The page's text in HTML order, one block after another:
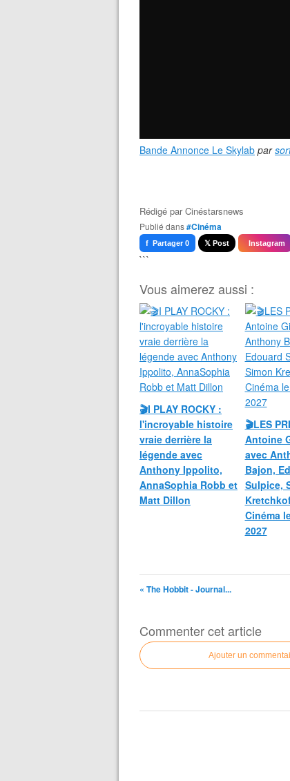
Bande Annonce Le Skylab par
Rédigé parCinéstarsnews
Publié dans#Cinéma
f Partager 0 𝕏 Post Instagram
```
Vous aimerez aussi :
🎬I PLAY ROCKY :
l'incroyable histoire
vraie derrière la
légende avec
Anthony Ippolito,
AnnaSophia Robb et
Matt Dillon
🎬LES
Antoine
avec
Bajon,
Sulpice,
Cinéma
2027
« The Hobbit - Journal...
Commenter cet article
Ajouter un